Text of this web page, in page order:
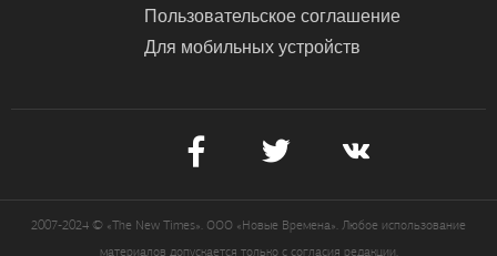
Пользовательское соглашение
Для мобильных устройств
2007-2024 © «The New Times». ООО «Новые Времена». Любое использование
материалов допускается только с согласия редакции.